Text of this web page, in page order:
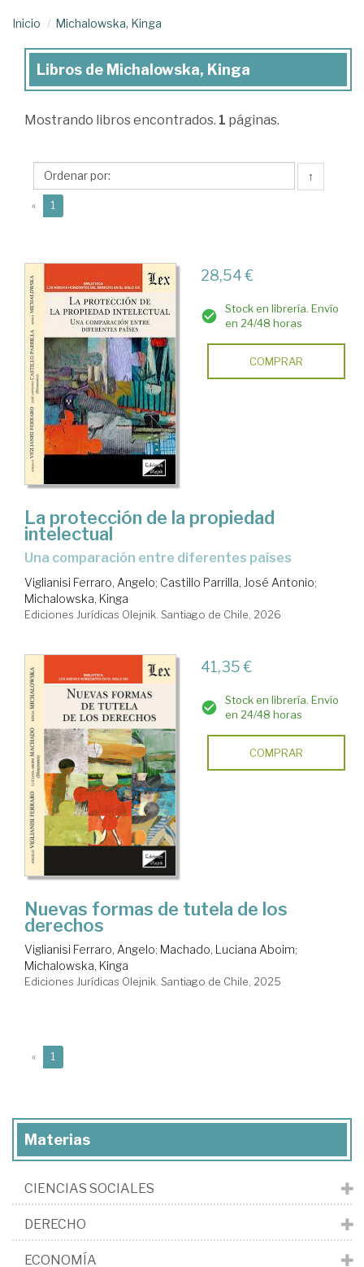
Inicio Michalowska, Kinga
Libros
Michalowska,
Libros de Michalowska, Kinga
Mostrando libros encontrados. 1 páginas.
↑
« 1
28,54 €
Stock en librería. Envío
en 24/48 horas
COMPRAR
La protección de la propiedad
intelectual
Una comparación entre diferentes países
Viglianisi Ferraro, Angelo; Castillo Parrilla, José Antonio;
Michalowska, Kinga
Ediciones Jurídicas Olejnik. Santiago de Chile, 2026
41,35 €
Stock en librería. Envío
en 24/48 horas
COMPRAR
Nuevas formas de tutela de los
derechos
Viglianisi Ferraro, Angelo; Machado, Luciana Aboim;
Michalowska, Kinga
Ediciones Jurídicas Olejnik. Santiago de Chile, 2025
« 1
Materias
CIENCIAS SOCIALES
DERECHO
ECONOMÍA